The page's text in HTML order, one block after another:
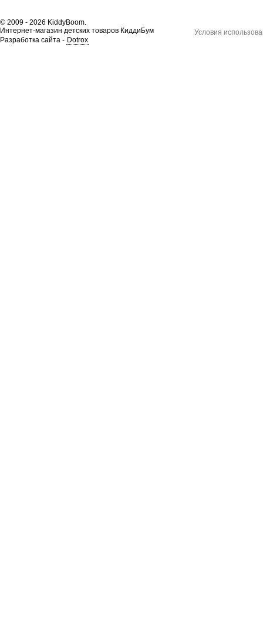
© 2009 - 2026 KiddyBoom.
Интернет-магазин детских товаров КиддиБум
Разработка сайта - Dotrox
Условия